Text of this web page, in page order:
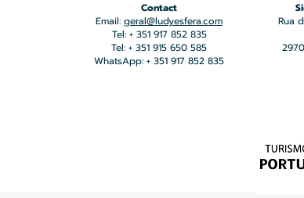
Contact
Email: geral@ludyesfera.com
Tel: + 351 917 852 835
Tel: + 351 915 650 585
WhatsApp: + 351 917 852 835
Rua